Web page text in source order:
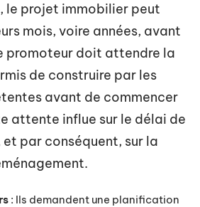
le projet immobilier peut
mois, voire années, avant
promoteur doit attendre la
de construire par les
avant de commencer
attente influe sur le délai de
par conséquent, sur la
: Ils demandent une planification